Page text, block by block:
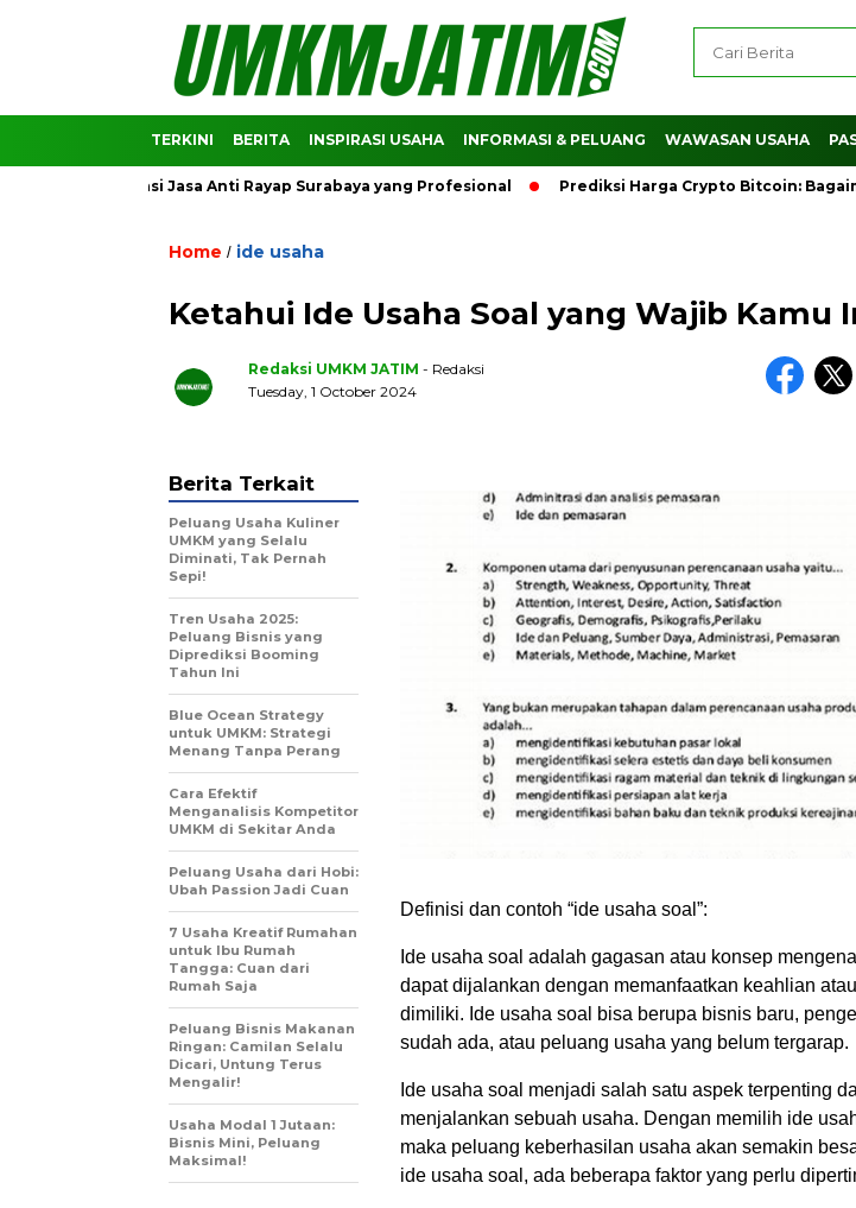
TERKINI BERITA INSPIRASI USAHA INFORMASI & PELUANG WAWASAN USAHA
Jasa Anti Rayap Surabaya yang Profesional Prediksi Harga Crypto Bitcoin:
Home / ide usaha
Ketahui Ide Usaha Soal yang Wajib Kamu
Redaksi UMKM JATIM - Redaksi
Tuesday, 1 October 2024
Definisi dan contoh “ide usaha soal”:
Ide usaha soal adalah gagasan atau konsep
dapat dijalankan dengan memanfaatkan keahlian
dimiliki. Ide usaha soal bisa berupa bisnis baru,
sudah ada, atau peluang usaha yang belum tergarap.
Ide usaha soal menjadi salah satu aspek terpenting
menjalankan sebuah usaha. Dengan memilih ide
maka peluang keberhasilan usaha akan semakin
ide usaha soal, ada beberapa faktor yang perlu
Berita Terkait
Peluang Usaha Kuliner
UMKM yang Selalu
Diminati, Tak Pernah
Sepi!
Tren Usaha 2025:
Peluang Bisnis yang
Diprediksi Booming
Tahun Ini
Blue Ocean Strategy
untuk UMKM: Strategi
Menang Tanpa Perang
Cara Efektif
Menganalisis Kompetitor
UMKM di Sekitar Anda
Peluang Usaha dari Hobi:
Ubah Passion Jadi Cuan
7 Usaha Kreatif Rumahan
untuk Ibu Rumah
Tangga: Cuan dari
Rumah Saja
Peluang Bisnis Makanan
Ringan: Camilan Selalu
Dicari, Untung Terus
Mengalir!
Usaha Modal 1 Jutaan:
Bisnis Mini, Peluang
Maksimal!